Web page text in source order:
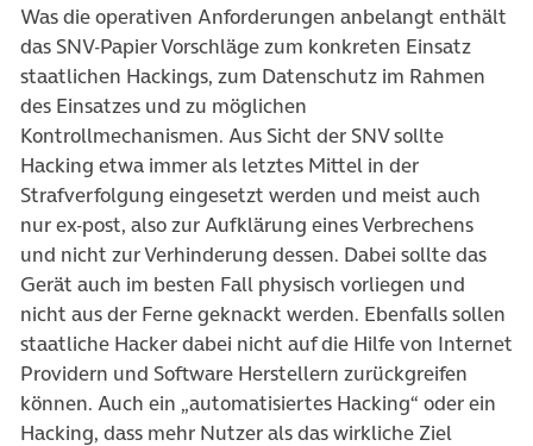
Was die operativen Anforderungen anbelangt enthält
das SNV-Papier Vorschläge zum konkreten Einsatz
staatlichen Hackings, zum Datenschutz im Rahmen
des Einsatzes und zu möglichen
Kontrollmechanismen. Aus Sicht der SNV sollte
Hacking etwa immer als letztes Mittel in der
Strafverfolgung eingesetzt werden und meist auch
nur ex-post, also zur Aufklärung eines Verbrechens
und nicht zur Verhinderung dessen. Dabei sollte das
Gerät auch im besten Fall physisch vorliegen und
nicht aus der Ferne geknackt werden. Ebenfalls sollen
staatliche Hacker dabei nicht auf die Hilfe von Internet
Providern und Software Herstellern zurückgreifen
können. Auch ein „automatisiertes Hacking“ oder ein
Hacking, dass mehr Nutzer als das wirkliche Ziel